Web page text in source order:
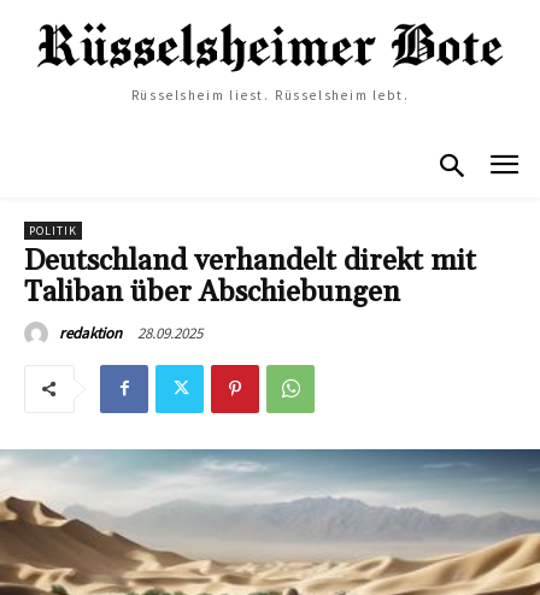
Rüsselsheim liest. Rüsselsheim lebt.
POLITIK
Deutschland verhandelt direkt mit
Taliban über Abschiebungen
redaktion 28.09.2025